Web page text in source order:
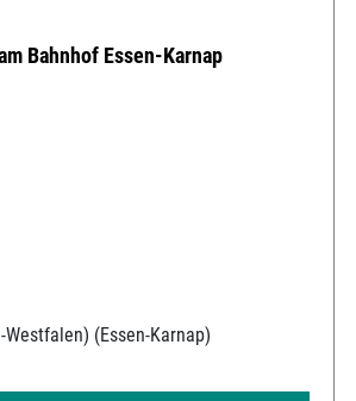
Bahnhof Essen-Karnap
(Essen-Karnap)